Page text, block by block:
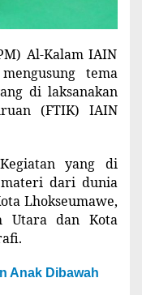
Al-Kalam IAIN
tema
di laksanakan
(FTIK) IAIN
yang di
dari dunia
Lhokseumawe,
Utara dan Kota
Anak Dibawah